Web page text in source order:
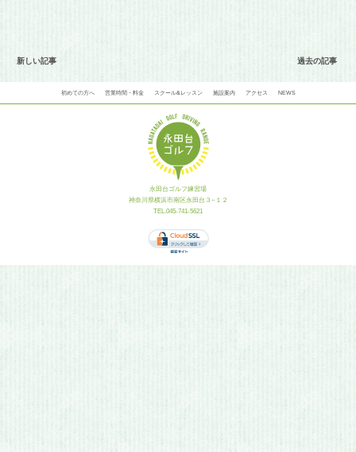
新しい記事 過去の記事
初めての方へ 営業時間・料金 スクール&レッスン 施設案内 アクセス NEWS
永田台ゴルフ練習場
神奈川県横浜市南区永田台３−１２
TEL.045-741-5621